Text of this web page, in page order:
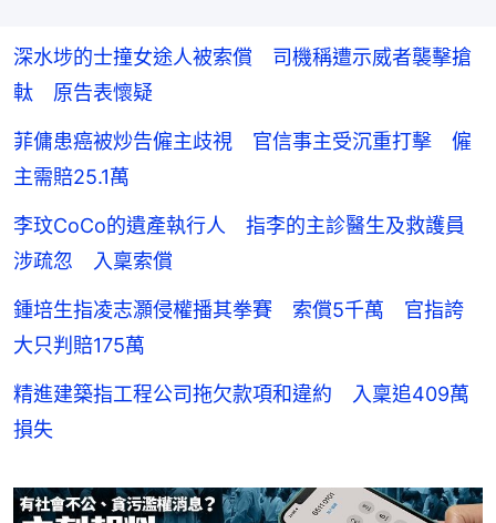
深水埗的士撞女途人被索償 司機稱遭示威者襲擊搶
軚 原告表懷疑
菲傭患癌被炒告僱主歧視 官信事主受沉重打擊 僱
主需賠25.1萬
李玟CoCo的遺產執行人 指李的主診醫生及救護員
涉疏忽 入稟索償
鍾培生指凌志灝侵權播其拳賽 索償5千萬 官指誇
大只判賠175萬
精進建築指工程公司拖欠款項和違約 入稟追409萬
損失